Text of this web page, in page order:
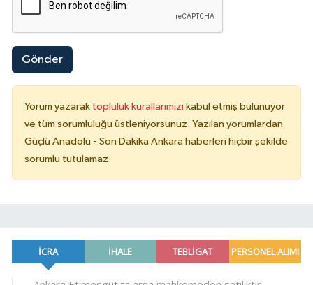
Gönder
Yorum yazarak topluluk kurallarımızı kabul etmiş bulunuyor
ve tüm sorumluluğu üstleniyorsunuz. Yazılan yorumlardan
Güçlü Anadolu - Son Dakika Ankara haberleri hiçbir şekilde
sorumlu tutulamaz.